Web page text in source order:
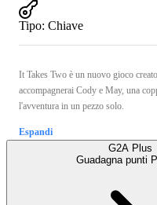
Tipo: Chiave
It Takes Two è un nuovo gioco
accompagnerai Cody e May, una
l'avventura in un pezzo solo.
Espandi
G2A Plus
Guadagna punti